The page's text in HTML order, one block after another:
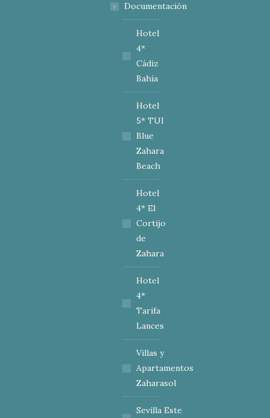
Documentación
Hotel
4*
Cádiz
Bahía
Hotel
5* TUI
Blue
Zahara
Beach
Hotel
4* El
Cortijo
de
Zahara
Hotel
4*
Tarifa
Lances
Villas y
Apartamentos
Zaharasol
Sevilla Este